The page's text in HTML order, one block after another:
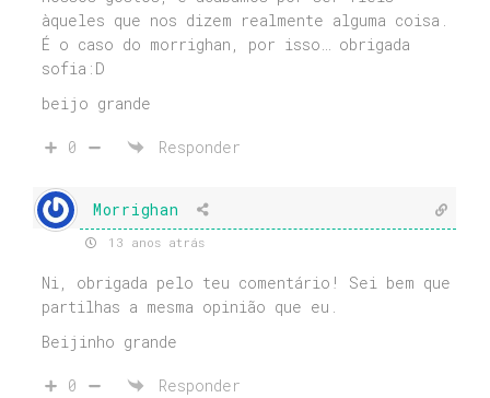
àqueles que nos dizem realmente alguma coisa.
É o caso do morrighan, por isso… obrigada
sofia:D
beijo grande
0 Responder
Morrighan
13 anos atrás
Ni, obrigada pelo teu comentário! Sei bem que
partilhas a mesma opinião que eu.
Beijinho grande
0 Responder